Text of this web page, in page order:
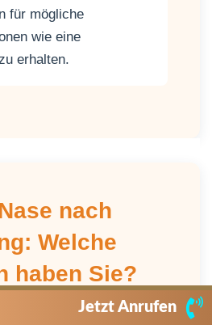
für mögliche
wie eine
erhalten.
nach
Welche
haben Sie?
verursachte schiefe
Jetzt Anrufen